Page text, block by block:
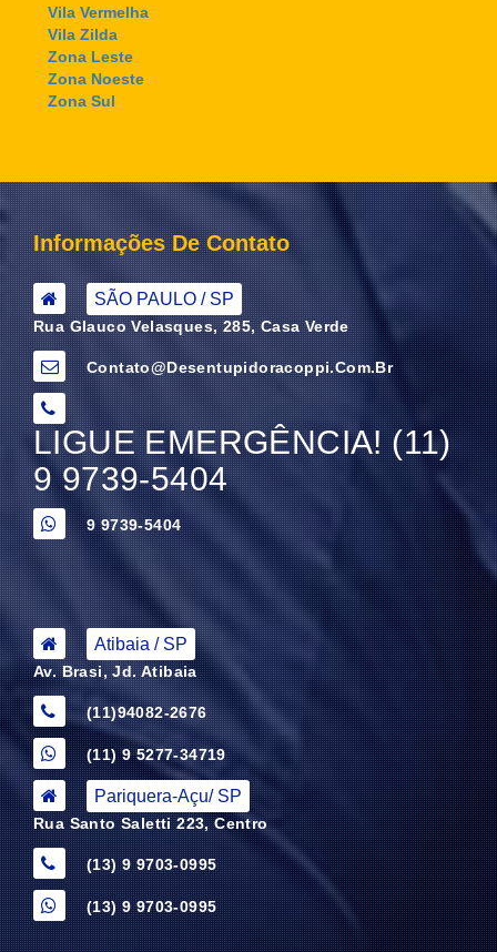
Vila Vermelha
Vila Zilda
Zona Leste
Zona Noeste
Zona Sul
Informações De Contato
SÃO PAULO / SP
Rua Glauco Velasques, 285, Casa Verde
Contato@desentupidoracoppi.com.br
LIGUE EMERGÊNCIA! (11)
9 9739-5404
9 9739-5404
Atibaia / SP
Av. Brasi, Jd. Atibaia
(11)94082-2676
(11) 9 5277-34719
Pariquera-Açu/ SP
Rua Santo Saletti 223, Centro
(13) 9 9703-0995
(13) 9 9703-0995